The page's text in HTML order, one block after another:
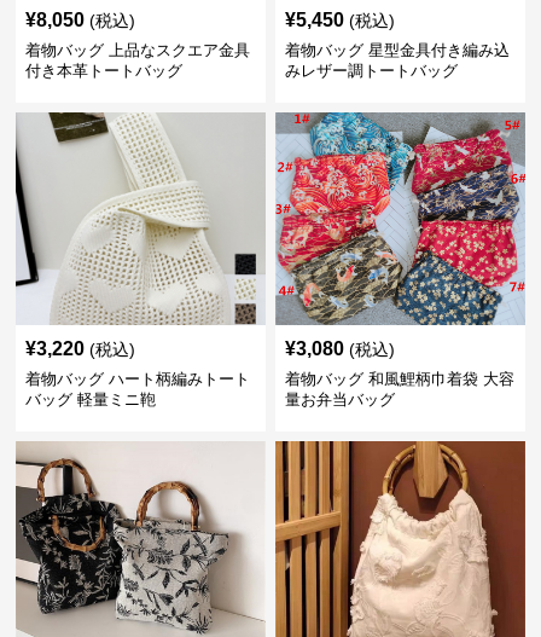
¥8,050 (税込)
着物バッグ 上品なスクエア金具
付き本革トートバッグ
¥5,450 (税込)
着物バッグ 星型金具付き編み込
みレザー調トートバッグ
¥3,220 (税込)
着物バッグ ハート柄編みトート
バッグ 軽量ミニ鞄
¥3,080 (税込)
着物バッグ 和風鯉柄巾着袋 大容
量お弁当バッグ